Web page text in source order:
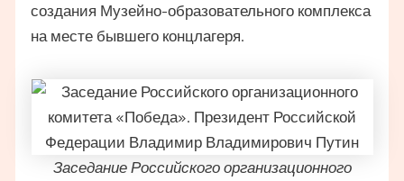
создания Музейно-образовательного комплекса
на месте бывшего концлагеря.
Заседание Российского организационного